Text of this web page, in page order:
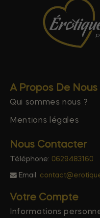
A Propos De Nous
Qui sommes nous ?
Mentions légales
Nous Contacter
Téléphone: 0629483160
Email:
Votre Compte
Informations